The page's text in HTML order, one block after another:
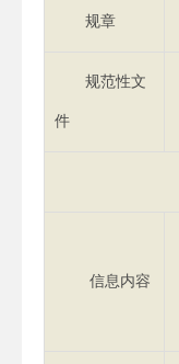
规章
规范性文
件
信息内容